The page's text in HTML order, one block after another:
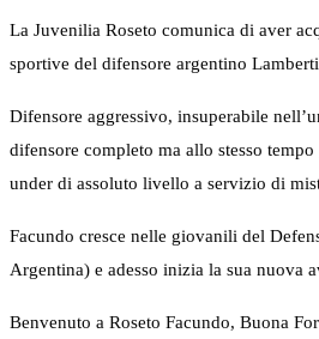
La Juvenilia Roseto comunica di aver
sportive del difensore argentino
Difensore aggressivo, insuperabile
difensore completo ma allo stesso
under di assoluto livello a servizio di
Facundo cresce nelle giovanili del
Argentina) e adesso inizia la sua nuova
Benvenuto a Roseto Facundo, Buona